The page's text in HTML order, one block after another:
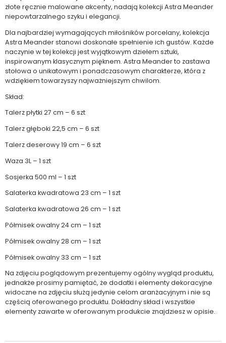
złote ręcznie malowane akcenty, nadają kolekcji Astra Meander
niepowtarzalnego szyku i elegancji.
Dla najbardziej wymagających miłośników porcelany, kolekcja
Astra Meander stanowi doskonałe spełnienie ich gustów. Każde
naczynie w tej kolekcji jest wyjątkowym dziełem sztuki,
inspirowanym klasycznym pięknem. Astra Meander to zastawa
stołowa o unikatowym i ponadczasowym charakterze, która z
wdziękiem towarzyszy najważniejszym chwilom.
Skład:
Talerz płytki 27 cm – 6 szt
Talerz głęboki 22,5 cm – 6 szt
Talerz deserowy 19 cm – 6 szt
Waza 3L – 1 szt
Sosjerka 500 ml – 1 szt
Salaterka kwadratowa 23 cm – 1 szt
Salaterka kwadratowa 26 cm – 1 szt
Półmisek owalny 24 cm – 1 szt
Półmisek owalny 28 cm – 1 szt
Półmisek owalny 33 cm – 1 szt
Na zdjęciu poglądowym prezentujemy ogólny wygląd produktu,
jednakże prosimy pamiętać, że dodatki i elementy dekoracyjne
widoczne na zdjęciu służą jedynie celom aranżacyjnym i nie są
częścią oferowanego produktu. Dokładny skład i wszystkie
elementy zawarte w oferowanym produkcie znajdziesz w opisie.